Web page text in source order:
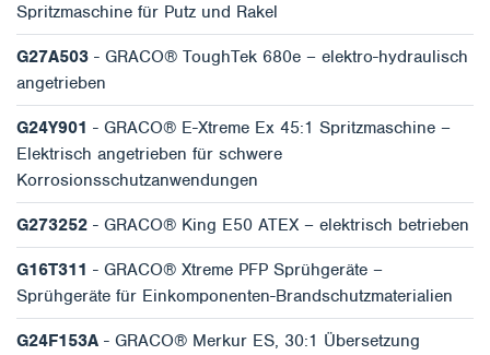
Spritzmaschine für Putz und Rakel
G27A503 - GRACO® ToughTek 680e – elektro-hydraulisch
angetrieben
G24Y901 - GRACO® E-Xtreme Ex 45:1 Spritzmaschine –
Elektrisch angetrieben für schwere
Korrosionsschutzanwendungen
G273252 - GRACO® King E50 ATEX – elektrisch betrieben
G16T311 - GRACO® Xtreme PFP Sprühgeräte –
Sprühgeräte für Einkomponenten-Brandschutzmaterialien
G24F153A - GRACO® Merkur ES, 30:1 Übersetzung